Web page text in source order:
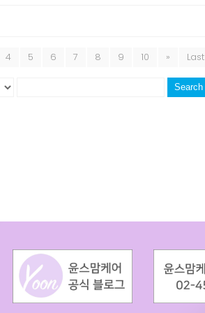
4 5 6 7 8 9 10 » Last
Search